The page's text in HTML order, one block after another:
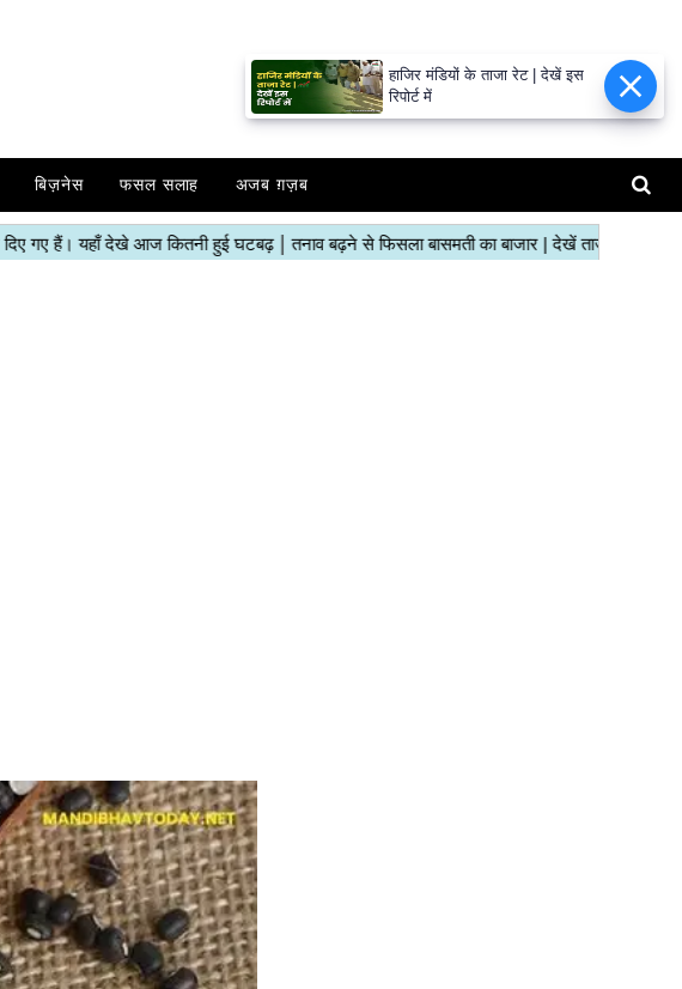
बिज़नेस फसल सलाह अजब ग़ज़ब
हाजिर मंडियों के ताजा रेट | देखें इस
रिपोर्ट में